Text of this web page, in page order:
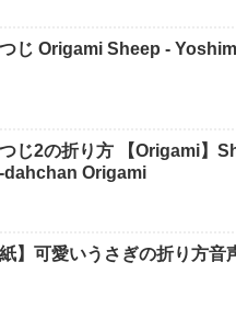
つじ Origami Sheep -
つじ2の折り方 【Origami】
dahchan Origami
紙】可愛いうさぎの折り方